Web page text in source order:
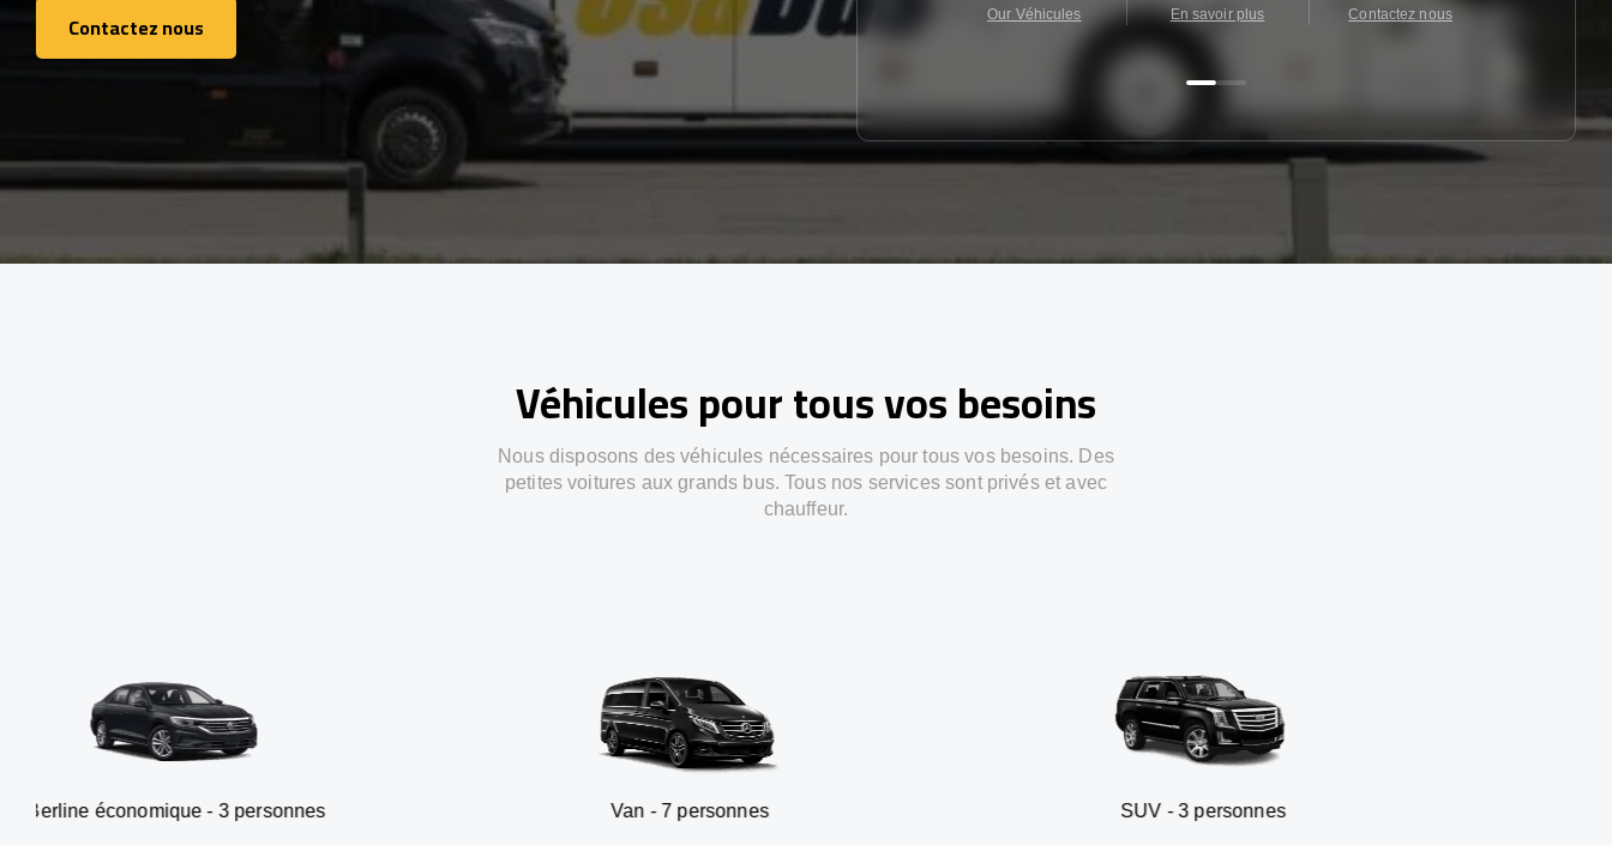
Contactez nous
Contactez nous
Our Véhicules En savoir plus Contactez nous
Véhicules pour tous vos besoins
Nous disposons des véhicules nécessaires pour tous vos besoins. Des
petites voitures aux grands bus. Tous nos services sont privés et avec
chauffeur.
- 3 personnes Van - 7 personnes SUV - 3 personnes